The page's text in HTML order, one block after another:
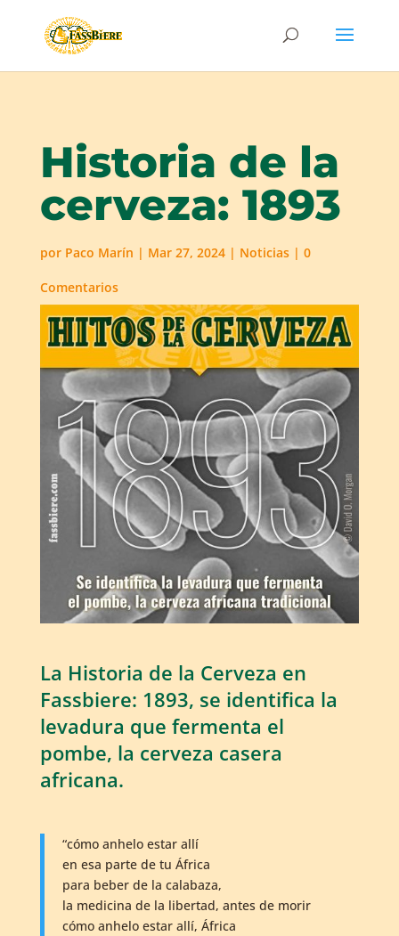
Historia de la
cerveza: 1893
por Paco Marín | Mar 27, 2024| Noticias| 0
Comentarios
La Historia de la Cerveza en
Fassbiere: 1893, se identifica la
levadura que fermenta el
pombe, la cerveza casera
africana.
“cómo anhelo estar allí
en esa parte de tu África
para beber de la calabaza,
la medicina de la libertad, antes de morir
cómo anhelo estar allí, África